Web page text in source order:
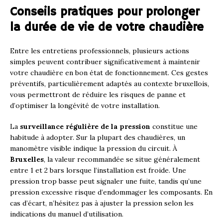
Conseils pratiques pour prolonger
la durée de vie de votre chaudière
Entre les entretiens professionnels, plusieurs actions
simples peuvent contribuer significativement à maintenir
votre chaudière en bon état de fonctionnement. Ces gestes
préventifs, particulièrement adaptés au contexte bruxellois,
vous permettront de réduire les risques de panne et
d’optimiser la longévité de votre installation.
La surveillance régulière de la pression constitue une
habitude à adopter. Sur la plupart des chaudières, un
manomètre visible indique la pression du circuit. À
Bruxelles, la valeur recommandée se situe généralement
entre 1 et 2 bars lorsque l’installation est froide. Une
pression trop basse peut signaler une fuite, tandis qu’une
pression excessive risque d’endommager les composants. En
cas d’écart, n’hésitez pas à ajuster la pression selon les
indications du manuel d’utilisation.